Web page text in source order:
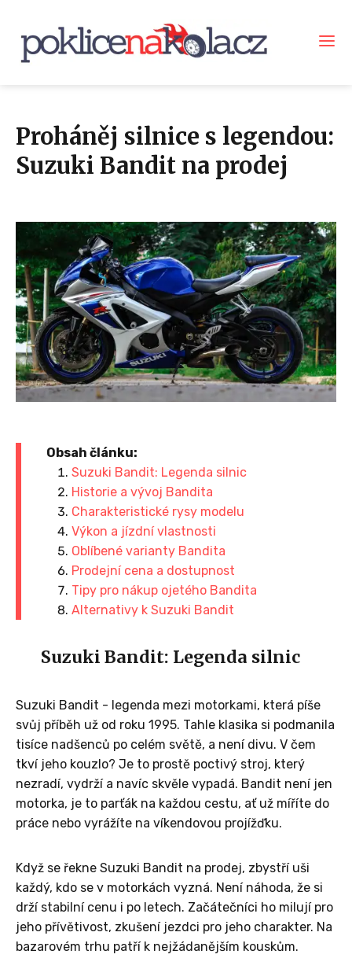
Proháněj silnice s legendou:
Suzuki Bandit na prodej
Obsah článku:
Suzuki Bandit: Legenda silnic
Historie a vývoj Bandita
Charakteristické rysy modelu
Výkon a jízdní vlastnosti
Oblíbené varianty Bandita
Prodejní cena a dostupnost
Tipy pro nákup ojetého Bandita
Alternativy k Suzuki Bandit
Suzuki Bandit: Legenda silnic
Suzuki Bandit - legenda mezi motorkami, která píše
svůj příběh už od roku 1995. Tahle klasika si podmanila
tisíce nadšenců po celém světě, a není divu. V čem
tkví jeho kouzlo? Je to prostě poctivý stroj, který
nezradí, vydrží a navíc skvěle vypadá. Bandit není jen
motorka, je to parťák na každou cestu, ať už míříte do
práce nebo vyrážíte na víkendovou projížďku.
Když se řekne Suzuki Bandit na prodej, zbystří uši
každý, kdo se v motorkách vyzná. Není náhoda, že si
drží stabilní cenu i po letech. Začátečníci ho milují pro
jeho přívětivost, zkušení jezdci pro jeho charakter. Na
bazarovém trhu patří k nejžádanějším kouskům.